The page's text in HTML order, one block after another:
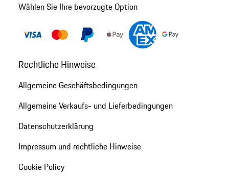
Wählen Sie Ihre bevorzugte Option
Rechtliche Hinweise
Allgemeine Geschäftsbedingungen
Allgemeine Verkaufs- und Lieferbedingungen
Datenschutzerklärung
Impressum und rechtliche Hinweise
Cookie Policy